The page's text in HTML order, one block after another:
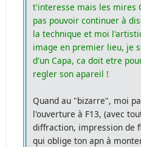
t'interesse mais les mires
pas pouvoir continuer à
la technique et moi
image en premier lieu, je
d'un Capa, ca doit etre
regler son apareil !
Quand au "bizarre", moi
l'ouverture à F13, (avec
diffraction, impression de
qui oblige ton apn à